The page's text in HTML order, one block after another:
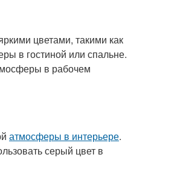
цветами, такими как
в гостиной или спальне.
в рабочем
атмосферы в интерьере.
серый цвет в